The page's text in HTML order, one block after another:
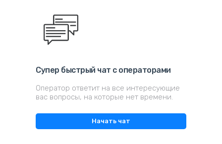
Супер быстрый чат с операторами
Оператор ответит на все интересующие
вас вопросы, на которые нет времени.
Начать чат